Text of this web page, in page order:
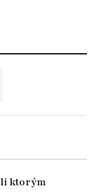
ktorým